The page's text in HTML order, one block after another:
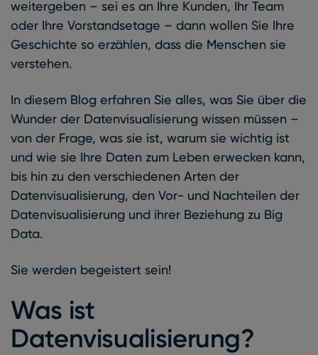
weitergeben – sei es an Ihre Kunden, Ihr Team
oder Ihre Vorstandsetage – dann wollen Sie Ihre
Geschichte so erzählen, dass die Menschen sie
verstehen.
In diesem Blog erfahren Sie alles, was Sie über die
Wunder der Datenvisualisierung wissen müssen –
von der Frage, was sie ist, warum sie wichtig ist
und wie sie Ihre Daten zum Leben erwecken kann,
bis hin zu den verschiedenen Arten der
Datenvisualisierung, den Vor- und Nachteilen der
Datenvisualisierung und ihrer Beziehung zu Big
Data.
Sie werden begeistert sein!
Was ist
Datenvisualisierung?